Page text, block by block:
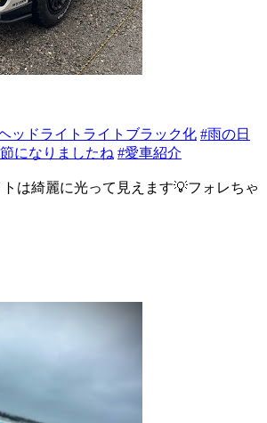
ッドライトライトブラック化 #雨の日
になりましたね #愛車紹介
は綺麗に光って見えます💡フォレちゃ